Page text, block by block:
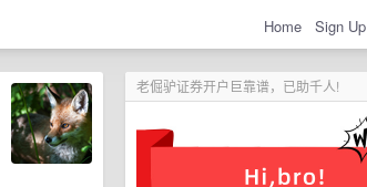
Home Sign Up
老倔驴证券开户巨靠谱，已助千人!